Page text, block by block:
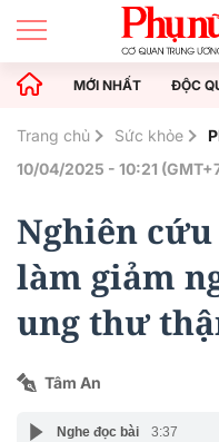
MỚI NHẤT ĐỘC
Trang chủ Sức khỏe
10/04/2025 - 10:21
Nghiên
làm giảm
ung thư
Tâm An
Nghe đọc bài 3:37